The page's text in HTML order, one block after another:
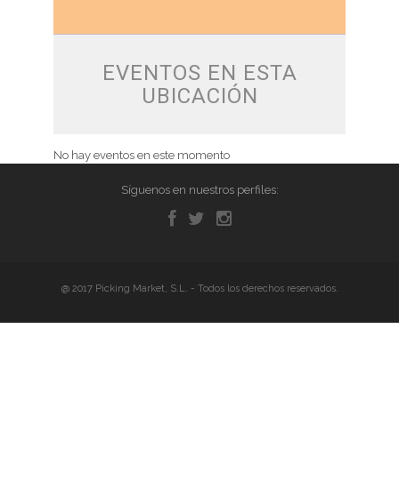
EVENTOS EN ESTA
UBICACIÓN
No hay eventos en este momento
Síguenos en nuestros perfiles:
@ 2017 Picking Market, S.L. - Todos los derechos reservados.